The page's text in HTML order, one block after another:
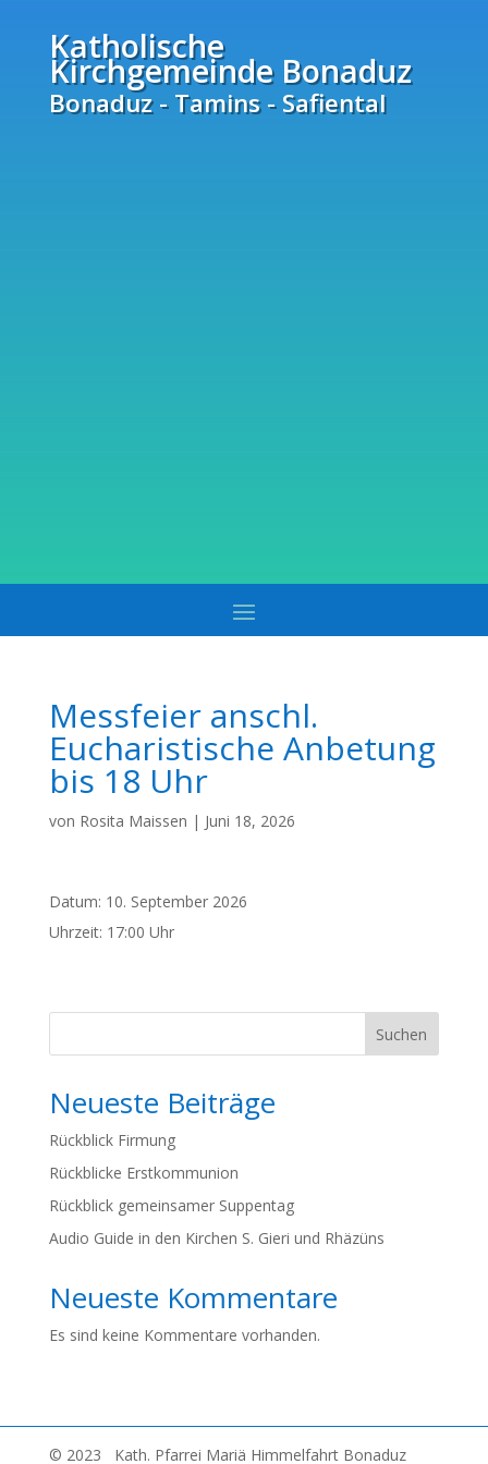
Katholische
Kirchgemeinde Bonaduz
Bonaduz - Tamins - Safiental
Messfeier anschl.
Eucharistische Anbetung
bis 18 Uhr
von Rosita Maissen | Juni 18, 2026
Datum: 10. September 2026
Uhrzeit: 17:00 Uhr
Suchen
Neueste Beiträge
Rückblick Firmung
Rückblicke Erstkommunion
Rückblick gemeinsamer Suppentag
Audio Guide in den Kirchen S. Gieri und Rhäzüns
Neueste Kommentare
Es sind keine Kommentare vorhanden.
© 2023 Kath. Pfarrei Mariä Himmelfahrt Bonaduz